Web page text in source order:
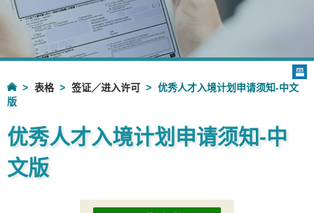
表格 签证／进入许可
优秀人才入境计划申请须知-中文
版
优秀人才入境计划申请须知-中
文版